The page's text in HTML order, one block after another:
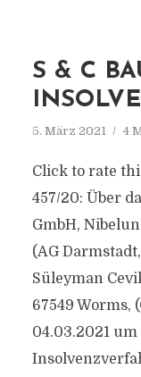
S & C
5. März 2021 4
Click to rate
457/20: Über
GmbH,
(AG
Süleyman
67549 Worms,
04.03.2021